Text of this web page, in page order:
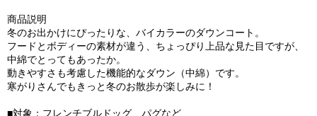
商品説明
冬のお出かけにぴったりな、バイカラーのダウンコート。
フードとボディーの素材が違う、ちょっぴり上品な見た目ですが、
中綿でとってもあったか。
動きやすさも考慮した機能的なダウン（中綿）です。
寒がりさんでもきっと冬のお散歩が楽しみに！
■対象：フレンチブルドッグ、パグなど